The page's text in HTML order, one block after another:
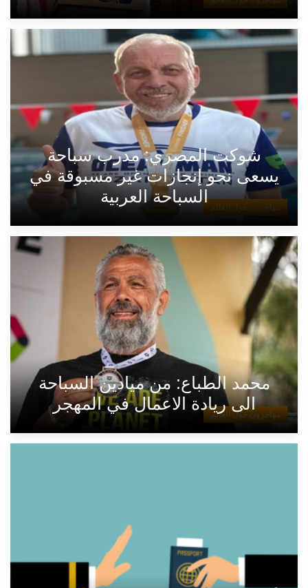
مهاجرون حول العالم
شوكت المصري: مدرب سباحة
يسعى نحو إنجازات غير مسبوقة في
السباحة العربية
مهاجرون حول العالم
محمد الطباع: من ميادين السباحة
الى ريادة الاعمال في المهجر